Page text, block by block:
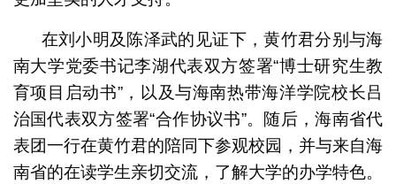
在刘小明及陈泽武的见证下，黄竹君分别与海
南大学党委书记李湖代表双方签署“博士研究生教
育项目启动书”，以及与海南热带海洋学院校长吕
治国代表双方签署“合作协议书”。随后，海南省代
表团一行在黄竹君的陪同下参观校园，并与来自海
南省的在读学生亲切交流，了解大学的办学特色。